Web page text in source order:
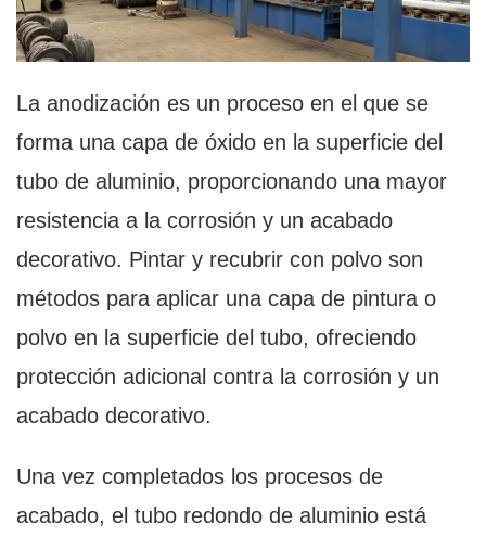
La anodización es un proceso en el que se
forma una capa de óxido en la superficie del
tubo de aluminio, proporcionando una mayor
resistencia a la corrosión y un acabado
decorativo. Pintar y recubrir con polvo son
métodos para aplicar una capa de pintura o
polvo en la superficie del tubo, ofreciendo
protección adicional contra la corrosión y un
acabado decorativo.
Una vez completados los procesos de
acabado, el tubo redondo de aluminio está